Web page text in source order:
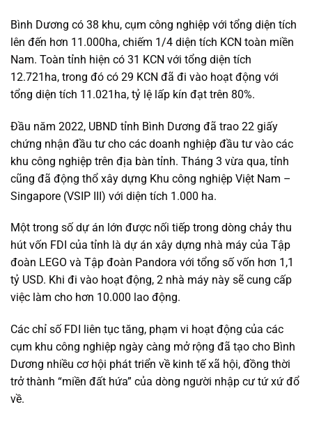
Bình Dương có 38 khu, cụm công nghiệp với tổng diện tích
lên đến hơn 11.000ha, chiếm 1/4 diện tích KCN toàn miền
Nam. Toàn tỉnh hiện có 31 KCN với tổng diện tích
12.721ha, trong đó có 29 KCN đã đi vào hoạt động với
tổng diện tích 11.021ha, tỷ lệ lấp kín đạt trên 80%.
Đầu năm 2022, UBND tỉnh Bình Dương đã trao 22 giấy
chứng nhận đầu tư cho các doanh nghiệp đầu tư vào các
khu công nghiệp trên địa bàn tỉnh. Tháng 3 vừa qua, tỉnh
cũng đã động thổ xây dựng Khu công nghiệp Việt Nam –
Singapore (VSIP III) với diện tích 1.000 ha.
Một trong số dự án lớn được nối tiếp trong dòng chảy thu
hút vốn FDI của tỉnh là dự án xây dựng nhà máy của Tập
đoàn LEGO và Tập đoàn Pandora với tổng số vốn hơn 1,1
tỷ USD. Khi đi vào hoạt động, 2 nhà máy này sẽ cung cấp
việc làm cho hơn 10.000 lao động.
Các chỉ số FDI liên tục tăng, phạm vi hoạt động của các
cụm khu công nghiệp ngày càng mở rộng đã tạo cho Bình
Dương nhiều cơ hội phát triển về kinh tế xã hội, đồng thời
trở thành “miền đất hứa” của dòng người nhập cư tứ xứ đổ
về.